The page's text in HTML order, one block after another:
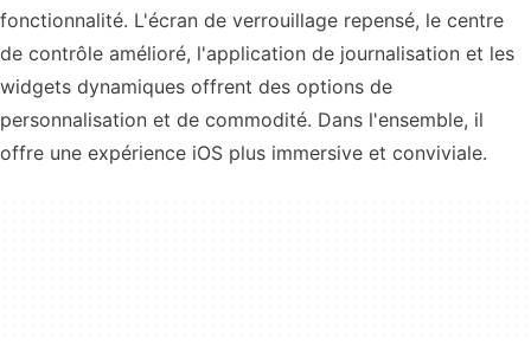
fonctionnalité. L'écran de verrouillage repensé, le centre
de contrôle amélioré, l'application de journalisation et les
widgets dynamiques offrent des options de
personnalisation et de commodité. Dans l'ensemble, il
offre une expérience iOS plus immersive et conviviale.